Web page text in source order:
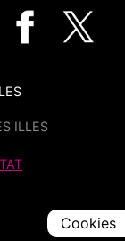
ILLES
Cookies